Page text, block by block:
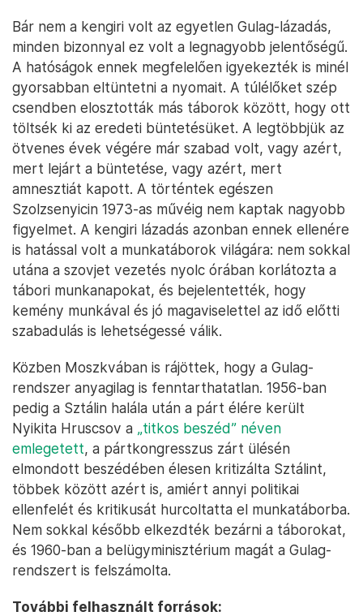
Bár nem a kengiri volt az egyetlen Gulag-lázadás,
minden bizonnyal ez volt a legnagyobb jelentőségű.
A hatóságok ennek megfelelően igyekezték is minél
gyorsabban eltüntetni a nyomait. A túlélőket szép
csendben elosztották más táborok között, hogy ott
töltsék ki az eredeti büntetésüket. A legtöbbjük az
ötvenes évek végére már szabad volt, vagy azért,
mert lejárt a büntetése, vagy azért, mert
amnesztiát kapott. A történtek egészen
Szolzsenyicin 1973-as művéig nem kaptak nagyobb
figyelmet. A kengiri lázadás azonban ennek ellenére
is hatással volt a munkatáborok világára: nem sokkal
utána a szovjet vezetés nyolc órában korlátozta a
tábori munkanapokat, és bejelentették, hogy
kemény munkával és jó magaviselettel az idő előtti
szabadulás is lehetségessé válik.
Közben Moszkvában is rájöttek, hogy a Gulag-
rendszer anyagilag is fenntarthatatlan. 1956-ban
pedig a Sztálin halála után a párt élére került
Nyikita Hruscsov a „titkos beszéd” néven
emlegetett, a pártkongresszus zárt ülésén
elmondott beszédében élesen kritizálta Sztálint,
többek között azért is, amiért annyi politikai
ellenfelét és kritikusát hurcoltatta el munkatáborba.
Nem sokkal később elkezdték bezárni a táborokat,
és 1960-ban a belügyminisztérium magát a Gulag-
rendszert is felszámolta.
További felhasznált források: